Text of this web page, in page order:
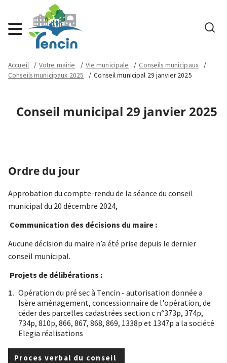
Menu
Accueil Votre mairie Vie municipale
Conseils municipaux
Conseils municipaux 2025
Conseil municipal 29 janvier 2025
Conseil municipal 29 janvier 2025
Ordre du jour
Approbation du compte-rendu de la séance du conseil
municipal du 20 décembre 2024,
Communication des décisions du maire :
Aucune décision du maire n’a été prise depuis le dernier
conseil municipal.
Projets de délibérations :
Opération du pré sec à Tencin - autorisation donnée a
Isère aménagement, concessionnaire de l'opération, de
céder des parcelles cadastrées section c n°373p, 374p,
734p, 810p, 866, 867, 868, 869, 1338p et 1347p a la société
Elegia réalisations
Proces verbal du conseil